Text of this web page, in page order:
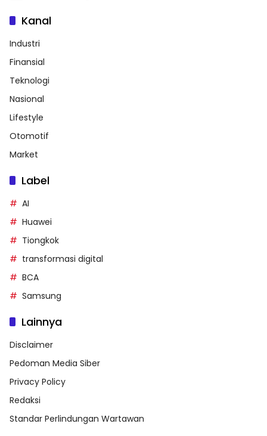
Kanal
Industri
Finansial
Teknologi
Nasional
Lifestyle
Otomotif
Market
Label
AI
Huawei
Tiongkok
transformasi digital
BCA
Samsung
Lainnya
Disclaimer
Pedoman Media Siber
Privacy Policy
Redaksi
Standar Perlindungan Wartawan